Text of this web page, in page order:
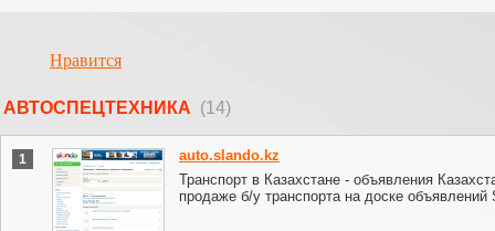
Нравится
АВТОСПЕЦТЕХНИКА (14)
1
auto.slando.kz
Транспорт в Казахстане - объявления
продаже б/у транспорта на доске объявлений